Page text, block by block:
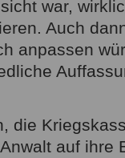
war,
Auch
anpassen
die
auf ihre